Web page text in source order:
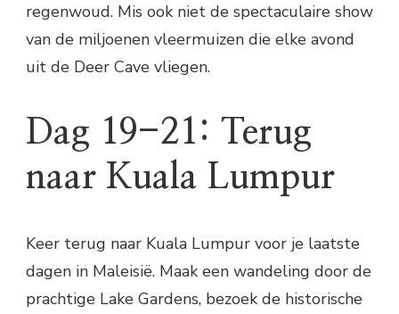
regenwoud. Mis ook niet de spectaculaire show
van de miljoenen vleermuizen die elke avond
uit de Deer Cave vliegen.
Dag 19-21: Terug
naar Kuala Lumpur
Keer terug naar Kuala Lumpur voor je laatste
dagen in Maleisië. Maak een wandeling door de
prachtige Lake Gardens, bezoek de historische